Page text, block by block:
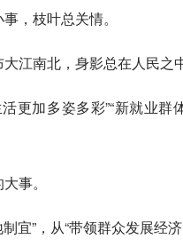
，枝叶总关情。
江南北，身影总在人民之
更加多姿多彩”“新就业
事。
宜”，从“带领群众发展经